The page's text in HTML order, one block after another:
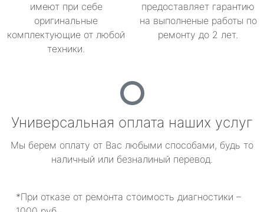
имеют при себе
оригинальные
комплектующие от любой
техники.
предоставляет гарантию
на выполненые работы по
ремонту до 2 лет.
Универсальная оплата наших услуг
Мы берем оплату от Вас любыми способами, будь то
наличный или безналиный перевод.
*При отказе от ремонта стоимость диагностики –